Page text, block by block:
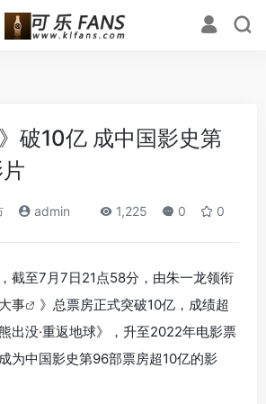
破10亿 成中国影史第
admin 1,225 0 0
截至7月7日21点58分，由朱一龙领衔
事
》总票房正式突破10亿，成绩超
出没·重返地球》，升至2022年电影票
为中国影史第96部票房超10亿的影